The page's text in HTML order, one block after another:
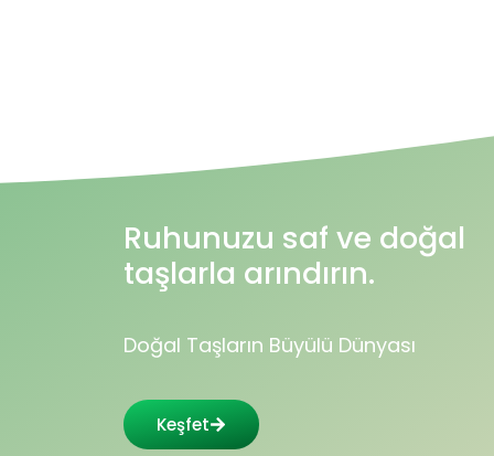
Ruhunuzu saf ve doğal
taşlarla arındırın.
Doğal Taşların Büyülü Dünyası
Keşfet